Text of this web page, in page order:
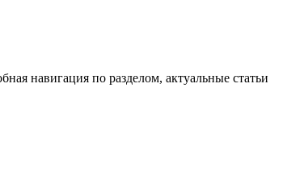
навигация по разделом, актуальные статьи